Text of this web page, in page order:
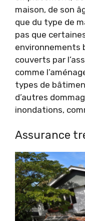
maison, de son
que du type de
pas que
environnements
couverts par
comme
types de
d’autres
inondations,
Assurance